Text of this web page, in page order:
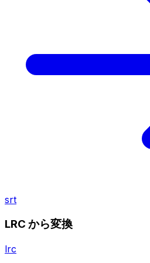
srt
LRC から変換
lrc